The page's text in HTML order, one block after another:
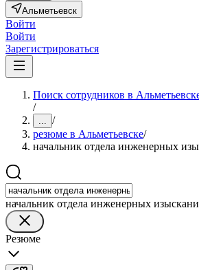
Альметьевск
Войти
Войти
Зарегистрироваться
Поиск сотрудников в
/
... /
резюме в Альметьевске/
начальник отдела инженерных
начальник отдела инженерных
Резюме